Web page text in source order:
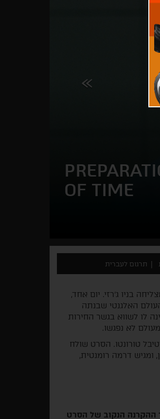
OF TIME
תרגום לעברית
בניו ג'רזי. יום אחד,
האלגנטי שבנתה
לו לשווא בגשר החירות
לא נפגשו.
טורונטו. הסרט שולח
ומגיש דרמה רומנטית,
ההקרנה הנקוב של הסרט